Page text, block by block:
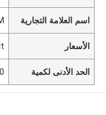
اسم العلامة التجارية
الأسعار
الحد الأدنى لكمية